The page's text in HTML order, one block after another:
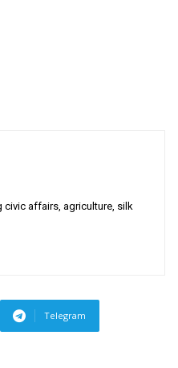
civic affairs, agriculture, silk
Telegram